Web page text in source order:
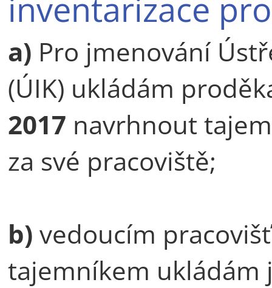
a) Pro jmenování
(ÚIK) ukládám
2017 navrhnout
za své pracoviště;
b) vedoucím
tajemníkem ukládám